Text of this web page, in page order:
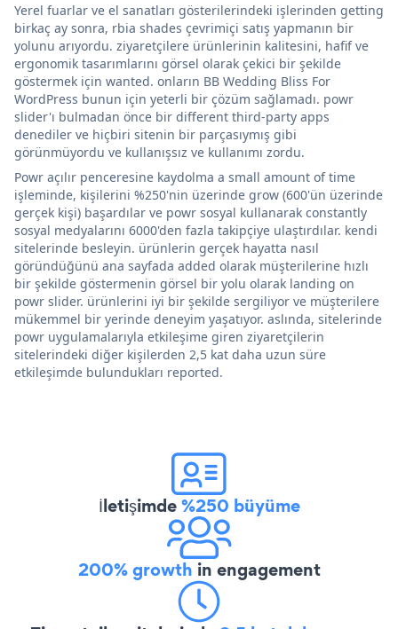
Yerel fuarlar ve el sanatları gösterilerindeki işlerinden getting
birkaç ay sonra, rbia shades çevrimiçi satış yapmanın bir
yolunu arıyordu. ziyaretçilere ürünlerinin kalitesini, hafif ve
ergonomik tasarımlarını görsel olarak çekici bir şekilde
göstermek için wanted. onların BB Wedding Bliss For
WordPress bunun için yeterli bir çözüm sağlamadı. powr
slider'ı bulmadan önce bir different third-party apps
denediler ve hiçbiri sitenin bir parçasıymış gibi
görünmüyordu ve kullanışsız ve kullanımı zordu.
Powr açılır penceresine kaydolma a small amount of time
işleminde, kişilerini %250'nin üzerinde grow (600'ün üzerinde
gerçek kişi) başardılar ve powr sosyal kullanarak constantly
sosyal medyalarını 6000'den fazla takipçiye ulaştırdılar. kendi
sitelerinde besleyin. ürünlerin gerçek hayatta nasıl
göründüğünü ana sayfada added olarak müşterilerine hızlı
bir şekilde göstermenin görsel bir yolu olarak landing on
powr slider. ürünlerini iyi bir şekilde sergiliyor ve müşterilere
mükemmel bir yerinde deneyim yaşatıyor. aslında, sitelerinde
powr uygulamalarıyla etkileşime giren ziyaretçilerin
sitelerindeki diğer kişilerden 2,5 kat daha uzun süre
etkileşimde bulundukları reported.
İletişimde%250 büyüme
200% growth in engagement